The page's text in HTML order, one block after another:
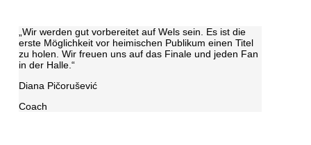
„Wir werden gut vorbereitet auf Wels sein. Es ist die
erste Möglichkeit vor heimischen Publikum einen Titel
zu holen. Wir freuen uns auf das Finale und jeden Fan
in der Halle.“
Diana Pičorušević
Coach